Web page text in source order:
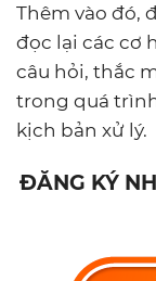
Thêm vào đó,
đọc lại các cơ
câu hỏi, thắc
trong quá
kịch bản xử lý.
ĐĂNG KÝ